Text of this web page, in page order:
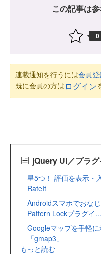
この記事は
0
連載通知を行うには会員登
既に会員の方は ログイン
jQuery UI／プラ
星5つ！ 評価を表示・
RateIt
Androidスマホでおな
Pattern Lockプラグイ...
Googleマップを手軽
「gmap3」
もっと読む